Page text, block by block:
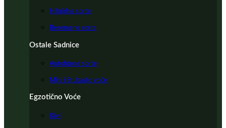
Hibridne sorte
Besemene sorte
Ostale Sadnice
Autohtone sorte
Mini i Stubasto voće
Egzotično Voće
Kivi